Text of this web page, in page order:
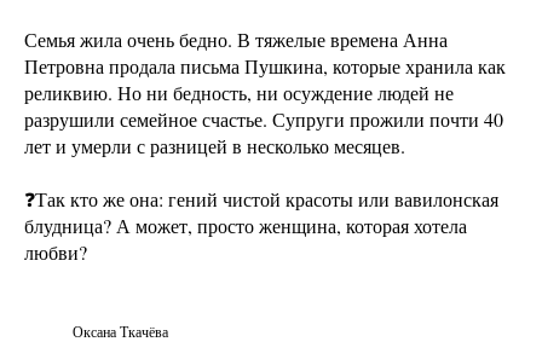
Семья жила очень бедно. В тяжелые времена Анна
Петровна продала письма Пушкина, которые хранила как
реликвию. Но ни бедность, ни осуждение людей не
разрушили семейное счастье. Супруги прожили почти 40
лет и умерли с разницей в несколько месяцев.
❓Так кто же она: гений чистой красоты или вавилонская
блудница? А может, просто женщина, которая хотела
любви?
Оксана Ткачёва